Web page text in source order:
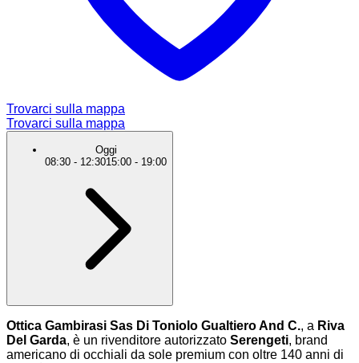
Trovarci sulla mappa
Trovarci sulla mappa
Oggi
08:30 - 12:3015:00 - 19:00
Ottica Gambirasi Sas Di Toniolo Gualtiero And C., a Riva
Del Garda, è un rivenditore autorizzato Serengeti, brand
americano di occhiali da sole premium con oltre 140 anni di